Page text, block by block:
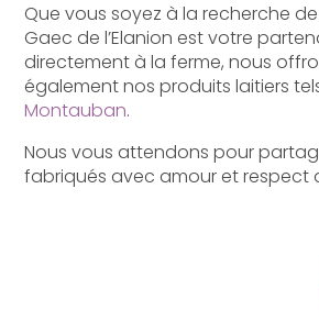
Que vous soyez à la recherche
Gaec de l’Elanion est votre
directement à la ferme, nous
également nos produits laitiers
Montauban.
Nous vous attendons pour
fabriqués avec amour et respect